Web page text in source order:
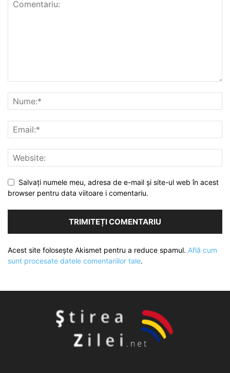
Salvați numele meu, adresa de e-mail și site-ul web în acest
browser pentru data viitoare i comentariu.
Acest site folosește Akismet pentru a reduce spamul. Află cum
sunt procesate datele comentariilor tale.